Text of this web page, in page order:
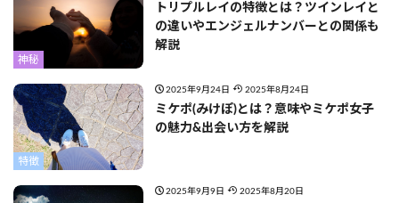
神秘
トリプルレイの特徴とは？ツインレイと
の違いやエンジェルナンバーとの関係も
解説
特徴
2025年9月24日 2025年8月24日
ミケポ(みけぽ)とは？意味やミケポ女子
の魅力&出会い方を解説
2025年9月9日 2025年8月20日